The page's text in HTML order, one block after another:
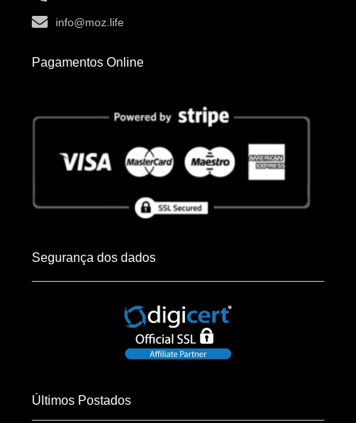
info@moz.life
Pagamentos Online
Segurança dos dados
Últimos Postados